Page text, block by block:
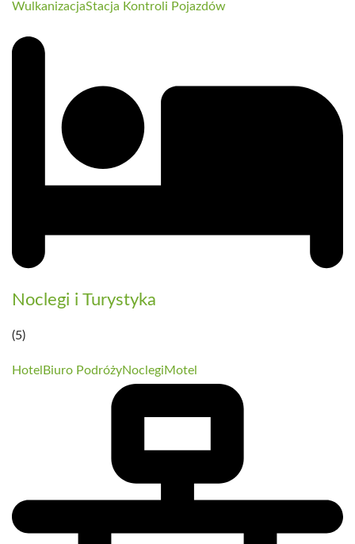
WulkanizacjaStacja Kontroli Pojazdów
Noclegi i Turystyka
(5)
Hotel Biuro PodróżyNoclegiMotel